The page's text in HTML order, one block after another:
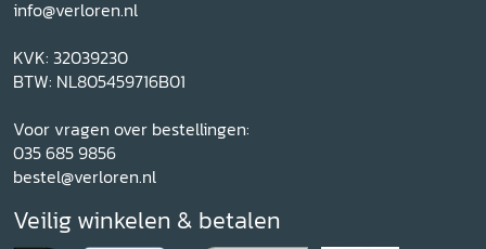
info@verloren.nl
KVK: 32039230
BTW: NL805459716B01
Voor vragen over bestellingen:
035 685 9856
bestel@verloren.nl
Veilig winkelen & betalen